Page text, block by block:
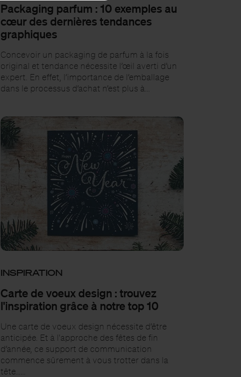
Packaging parfum : 10 exemples au
cœur des dernières tendances
graphiques
Concevoir un packaging de parfum à la fois
original et tendance nécessite l’œil averti d’un
expert. En effet, l’importance de l’emballage
dans le processus d’achat n’est plus à…
INSPIRATION
Carte de voeux design : trouvez
l'inspiration grâce à notre top 10
Une carte de voeux design nécessite d’être
anticipée. Et à l'approche des fêtes de fin
d’année, ce support de communication
commence sûrement à vous trotter dans la
tête……